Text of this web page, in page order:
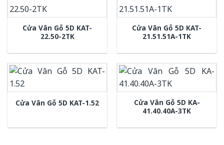
Cửa Vân Gỗ 5D KAT-
22.50-2TK
Cửa Vân Gỗ 5D KAT-
21.51.51A-1TK
Cửa Vân Gỗ 5D KAT-1.52
Cửa Vân Gỗ 5D KA-
41.40.40A-3TK